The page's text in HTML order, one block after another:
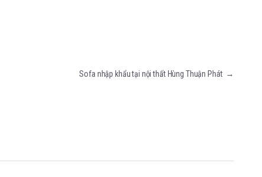
Sofa nhập khẩu tại nội thất Hùng Thuận Phát →